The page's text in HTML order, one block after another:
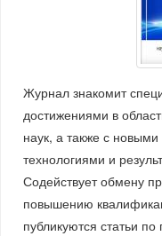
Журнал знакомит
достижениями в
наук, а также с
технологиями и
Содействует обмену
повышению
публикуются статьи